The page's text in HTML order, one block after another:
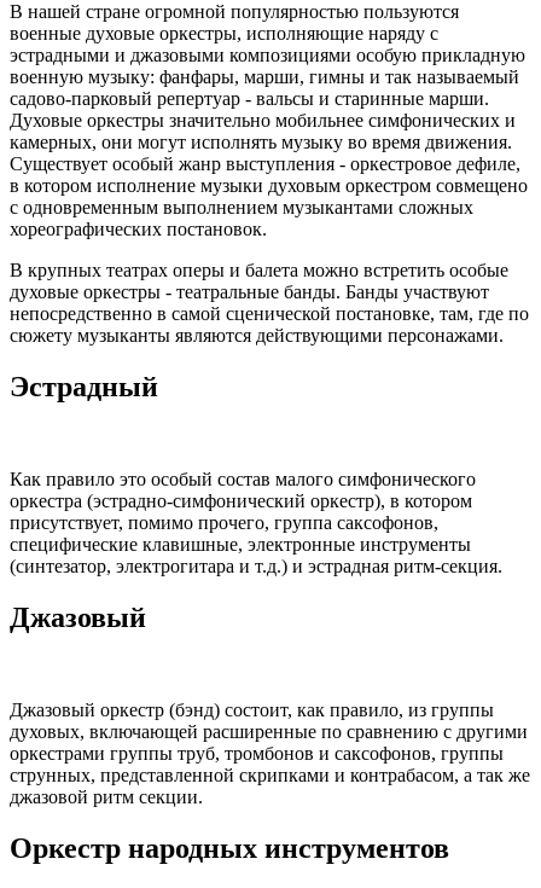
В нашей стране огромной популярностью пользуются
военные духовые оркестры, исполняющие наряду с
эстрадными и джазовыми композициями особую прикладную
военную музыку: фанфары, марши, гимны и так называемый
садово-парковый репертуар - вальсы и старинные марши.
Духовые оркестры значительно мобильнее симфонических и
камерных, они могут исполнять музыку во время движения.
Существует особый жанр выступления - оркестровое дефиле,
в котором исполнение музыки духовым оркестром совмещено
с одновременным выполнением музыкантами сложных
хореографических постановок.
В крупных театрах оперы и балета можно встретить особые
духовые оркестры - театральные банды. Банды участвуют
непосредственно в самой сценической постановке, там, где по
сюжету музыканты являются действующими персонажами.
Эстрадный
Как правило это особый состав малого симфонического
оркестра (эстрадно-симфонический оркестр), в котором
присутствует, помимо прочего, группа саксофонов,
специфические клавишные, электронные инструменты
(синтезатор, электрогитара и т.д.) и эстрадная ритм-секция.
Джазовый
Джазовый оркестр (бэнд) состоит, как правило, из группы
духовых, включающей расширенные по сравнению с другими
оркестрами группы труб, тромбонов и саксофонов, группы
струнных, представленной скрипками и контрабасом, а так же
джазовой ритм секции.
Оркестр народных инструментов